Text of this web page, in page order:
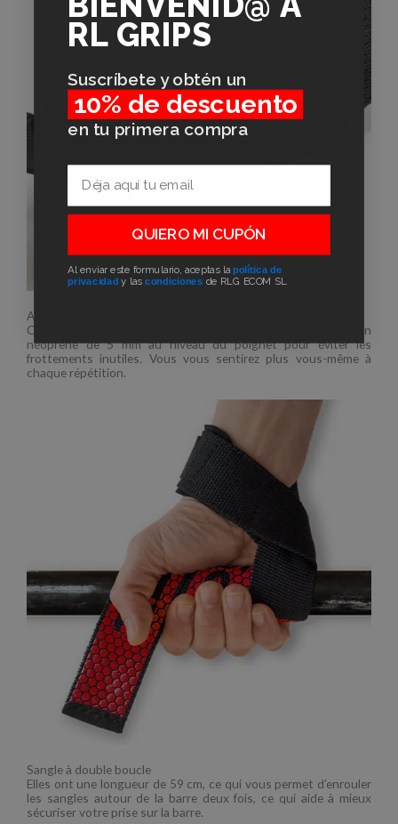
Avec renfort rembourré
Ces bandes de préhension sont dotées d’un renfort en
néoprène de 5 mm au niveau du poignet pour éviter les
frottements inutiles. Vous vous sentirez plus vous-même à
chaque répétition.
Sangle à double boucle
Elles ont une longueur de 59 cm, ce qui vous permet d’enrouler
les sangles autour de la barre deux fois, ce qui aide à mieux
sécuriser votre prise sur la barre.
RL GRIPS
Suscríbete y obtén un
10% de descuento
en tu primera compra
QUIERO MI CUPÓN
Al enviar este formulario, aceptas lapolítica de
privacidad y las condiciones de RLG ECOM SL